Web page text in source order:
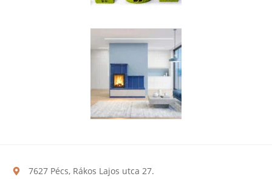
7627 Pécs, Rákos Lajos utca 27.